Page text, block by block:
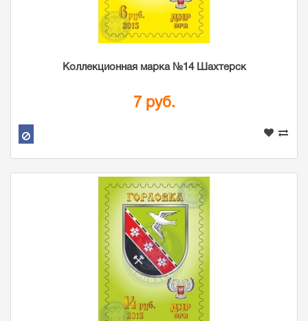
Коллекционная марка №14 Шахтерск
7 руб.